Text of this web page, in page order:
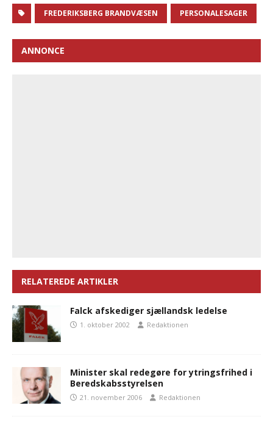
FREDERIKSBERG BRANDVÆSEN PERSONALESAGER
ANNONCE
RELATEREDE ARTIKLER
Falck afskediger sjællandsk ledelse
1. oktober 2002 Redaktionen
Minister skal redegøre for ytringsfrihed i
Beredskabsstyrelsen
21. november 2006 Redaktionen